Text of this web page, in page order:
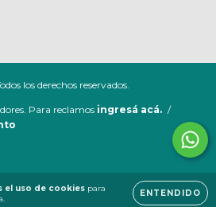
el uso de cookies para
ENTENDIDO
los derechos reservados.
Para reclamos ingresá acá. /